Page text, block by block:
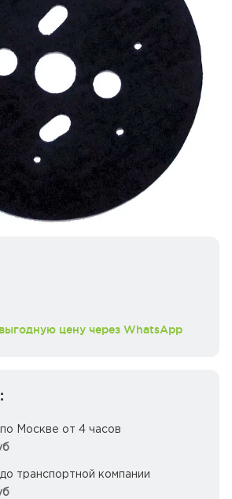
цену через WhatsApp
Москве от 4 часов
транспортной компании